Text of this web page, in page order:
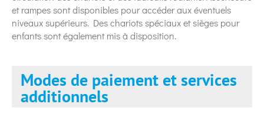
et rampes sont disponibles pour accéder aux éventuels
niveaux supérieurs. Des chariots spéciaux et sièges pour
enfants sont également mis à disposition.
Modes de paiement et services
additionnels